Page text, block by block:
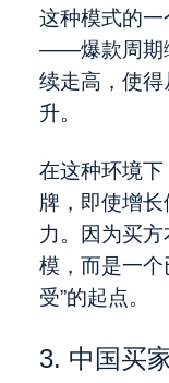
这种模式的
——爆款周期
续走高，使
升。
在这种环境
牌，即使增
力。因为买
模，而是一个
受”的起点。
3. 中国买